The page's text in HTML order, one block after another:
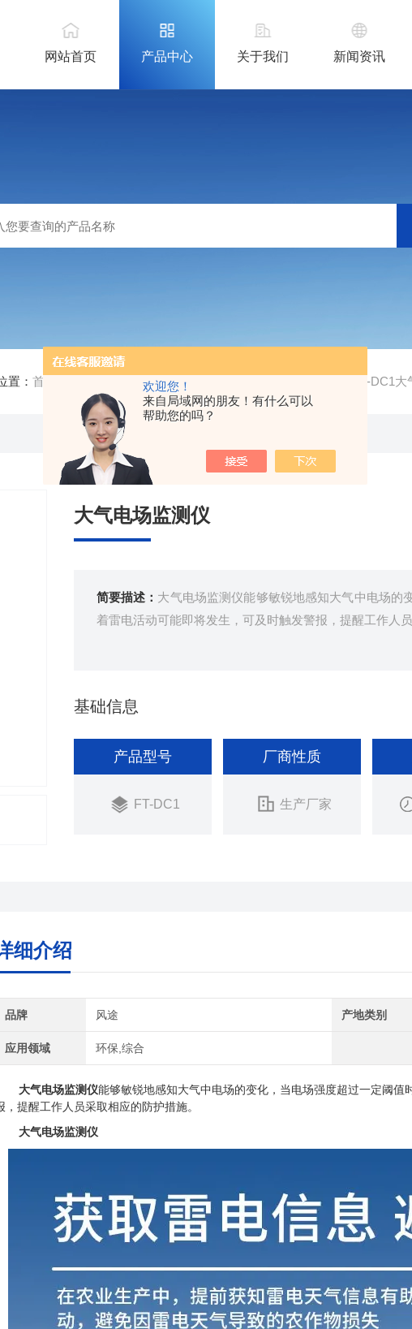
欢迎您！
来自局域网的朋友！有什么可以
帮助您的吗？
网站首页 产品中心 关于我们 新闻资讯
置：首页 气象环境监测设备 / FT-DC1大
大气电场监测仪
简要描述： 大气电场监测仪能够敏锐地感知大气中电场的
着雷电活动可能即将发生，可及时触发警报，提醒工作人
基础信息
产品型号
FT-DC1
厂商性质
生产厂家
细介绍
品牌 风途 产地类别
应用领域 环保,综合
大气电场监测仪能够敏锐地感知大气中电场的变化，当电场强度超过一定阈
，提醒工作人员采取相应的防护措施。
大气电场监测仪